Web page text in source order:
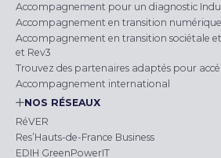
Accompagnement pour un diagnostic
Accompagnement en transition numérique
Accompagnement en transition sociétale
et Rev3
Trouvez des partenaires adaptés pour
Accompagnement international
NOS RÉSEAUX
RéVER
Res’Hauts-de-France Business
EDIH GreenPowerIT